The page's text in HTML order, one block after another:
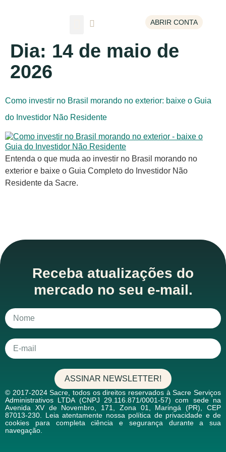
ABRIR CONTA
Dia: 14 de maio de
2026
Como investir no Brasil morando no exterior: baixe o Guia
do Investidor Não Residente
Entenda o que muda ao investir no Brasil morando no
exterior e baixe o Guia Completo do Investidor Não
Residente da Sacre.
Receba atualizações do
mercado no seu e-mail.
ASSINAR NEWSLETTER!
© 2017-2024 Sacre, todos os direitos reservados à Sacre Serviços
Administrativos LTDA (CNPJ 29.116.871/0001-57) com sede na
Avenida XV de Novembro, 171, Zona 01, Maringá (PR), CEP
87013-230. Leia atentamente nossa política de privacidade e de
cookies para completa ciência e segurança durante a sua
navegação.